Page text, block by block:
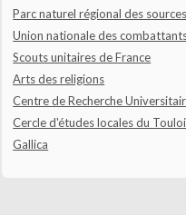
Parc naturel régional des
Union nationale des
Scouts unitaires de France
Arts des religions
Centre de Recherche
Cercle d'études locales du
Gallica